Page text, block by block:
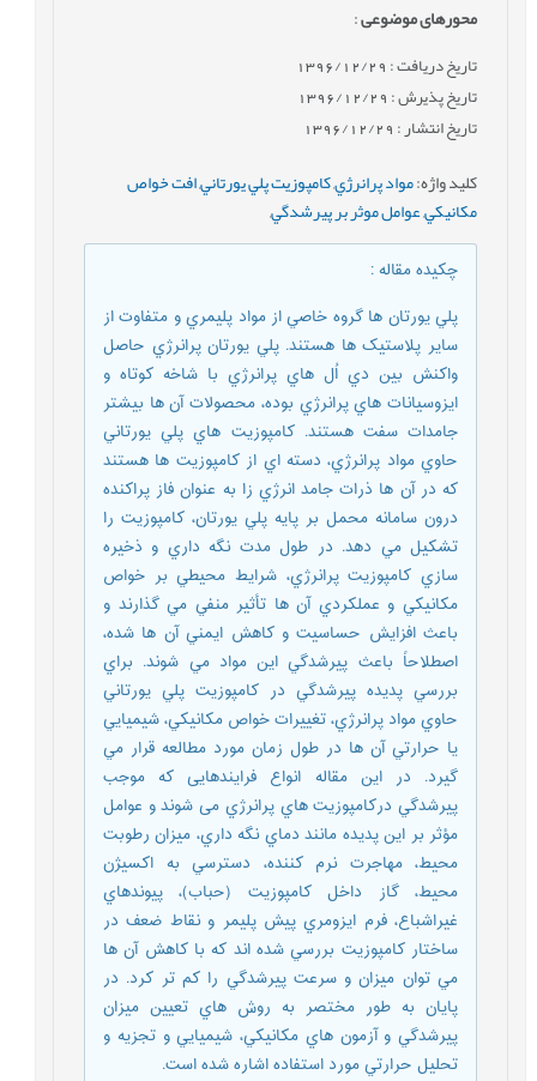
محورهای موضوعی:
تاریخ دریافت : 1396/12/29
تاریخ پذیرش : 1396/12/29
تاریخ انتشار : 1396/12/29
کلید واژه:مواد پرانرژي,کامپوزيت پلي یورتاني,افت خواص
مکانيکي,عوامل موثر بر پيرشدگي,
چکیده مقاله:
پلي یورتان ها گروه خاصي از مواد پليمري و متفاوت از
ساير پلاستيک ها هستند. پلي یورتان پرانرژي حاصل
واکنش بين دي اُل هاي پرانرژي با شاخه کوتاه و
ايزوسيانات هاي پرانرژي بوده، محصولات آن ها بيشتر
جامدات سفت هستند. کامپوزيت هاي پلي یورتاني
حاوي مواد پرانرژي، دسته اي از کامپوزيت ها هستند
که در آن ها ذرات جامد انرژي زا به عنوان فاز پراکنده
درون سامانه محمل بر پايه پلي یورتان، کامپوزيت را
تشکيل مي دهد. در طول مدت نگه داري و ذخيره
سازي کامپوزيت پرانرژي، شرايط محيطي بر خواص
مکانيکي و عملکردي آن ها تأثير منفي مي گذارند و
باعث افزايش حساسيت و کاهش ايمني آن ها شده،
اصطلاحاً باعث پيرشدگي اين مواد مي شوند. براي
بررسي پديده پيرشدگي در کامپوزيت پلي یورتاني
حاوي مواد پرانرژي، تغييرات خواص مکانيکي، شيميايي
یا حرارتي آن ها در طول زمان مورد مطالعه قرار مي
گيرد. در اين مقاله انواع فرایندهايی که موجب
پيرشدگي درکامپوزيت هاي پرانرژي می شوند و عوامل
مؤثر بر اين پديده مانند دماي نگه داري، ميزان رطوبت
محيط، مهاجرت نرم کننده، دسترسي به اکسيژن
محيط، گاز داخل کامپوزيت (حباب)، پيوندهاي
غيراشباع، فرم ايزومري پيش پليمر و نقاط ضعف در
ساختار کامپوزيت بررسي شده اند که با کاهش آن ها
مي توان ميزان و سرعت پيرشدگي را کم تر کرد. در
پايان به طور مختصر به روش هاي تعيين ميزان
پيرشدگي و آزمون هاي مکانيکي، شيميايي و تجزیه و
تحلیل حرارتي مورد استفاده اشاره شده است.